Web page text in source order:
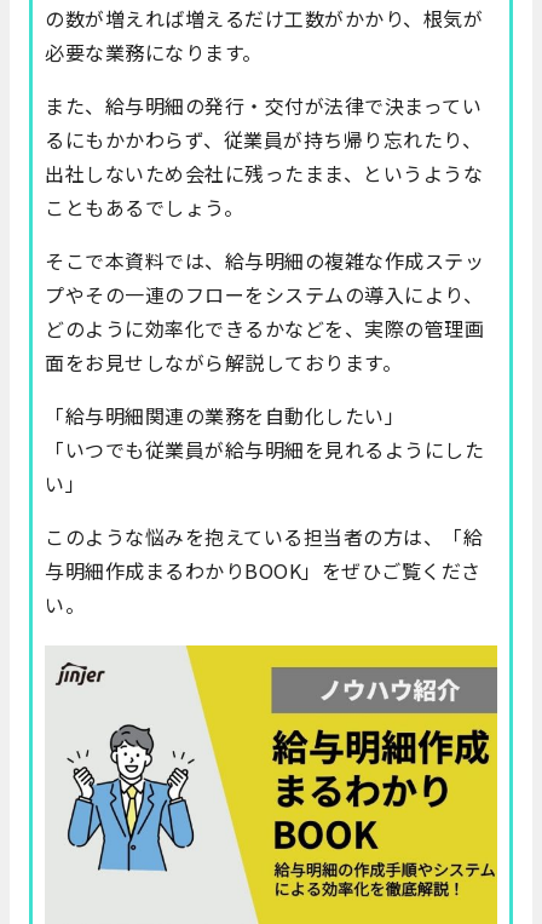
の数が増えれば増えるだけ工数がかかり、根気が
必要な業務になります。
また、給与明細の発行・交付が法律で決まってい
るにもかかわらず、従業員が持ち帰り忘れたり、
出社しないため会社に残ったまま、というような
こともあるでしょう。
そこで本資料では、給与明細の複雑な作成ステッ
プやその一連のフローをシステムの導入により、
どのように効率化できるかなどを、実際の管理画
面をお見せしながら解説しております。
「給与明細関連の業務を自動化したい」
「いつでも従業員が給与明細を見れるようにした
い」
このような悩みを抱えている担当者の方は、「給
与明細作成まるわかりBOOK」をぜひご覧くださ
い。